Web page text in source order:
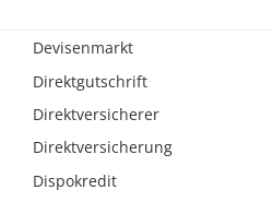
Devisenmarkt
Direktgutschrift
Direktversicherer
Direktversicherung
Dispokredit